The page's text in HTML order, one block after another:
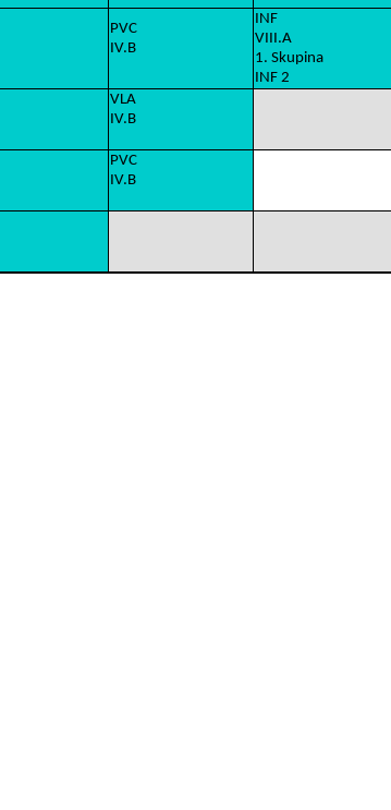
PVC
IV.B
INF
VIII.A
1. Skupina
INF 2
VLA
IV.B
PVC
IV.B